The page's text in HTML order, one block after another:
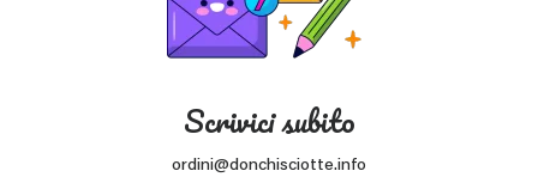
Scrivici subito
ordini@donchisciotte.info